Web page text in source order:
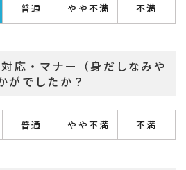
普通 やや不満 不満
応・マナー（身だしなみや
がでしたか？
普通 やや不満 不満